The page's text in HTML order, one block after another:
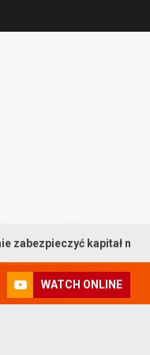
na własne mieszkanie
WATCH ONLINE